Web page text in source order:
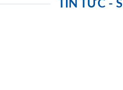
TIN TỨC -